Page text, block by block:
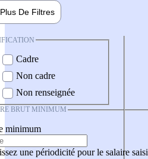
Plus De Filtres
Cadre
Non cadre
Non renseignée
BRUT MINIMUM
minimum
une périodicité pour le salaire saisi